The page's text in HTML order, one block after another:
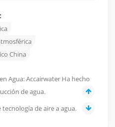
China
Agua: Accairwater Ha hecho
de agua.
tecnología de aire a agua.